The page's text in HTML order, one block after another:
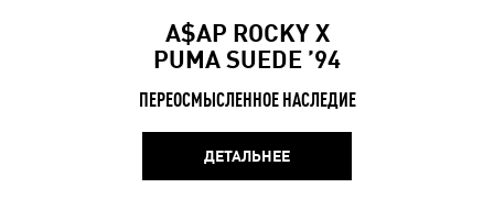
A$AP ROCKY X
PUMA SUEDE ’94
ПЕРЕОСМЫСЛЕННОЕ НАСЛЕДИЕ
ДЕТАЛЬНЕЕ